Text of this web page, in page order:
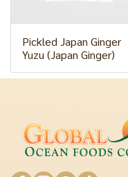
Pickled Japan Ginger
Yuzu (Japan Ginger)